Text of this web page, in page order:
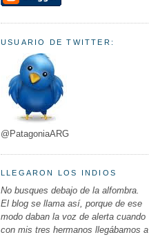
USUARIO DE TWITTER:
@PatagoniaARG
LLEGARON LOS INDIOS
No busques debajo de la alfombra.
El blog se llama así, porque de ese
modo daban la voz de alerta cuando
con mis tres hermanos llegábamos a